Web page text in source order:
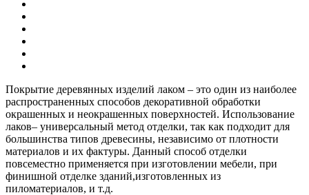
Покрытие деревянных изделий лаком – это один из наиболее
распространенных способов декоративной обработки
окрашенных и неокрашенных поверхностей. Использование
лаков– универсальный метод отделки, так как подходит для
большинства типов древесины, независимо от плотности
материалов и их фактуры. Данный способ отделки
повсеместно применяется при изготовлении мебели, при
финишной отделке зданий,изготовленных из
пиломатериалов, и т.д.